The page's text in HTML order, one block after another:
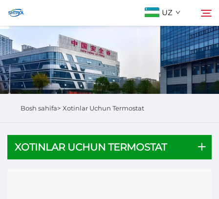
UZ
Biz Haqidida
Mahsulotlar
Qidirish
Bosh sahifa> Xotinlar Uchun Termostat
XOTINLAR UCHUN TERMOSTAT